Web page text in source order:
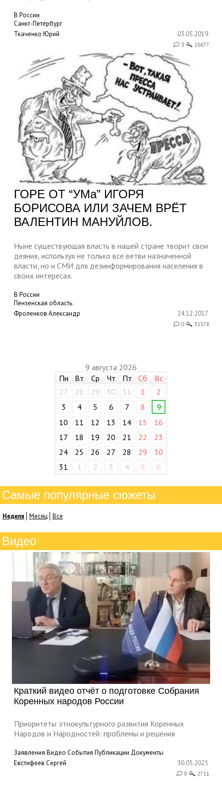
В России
Санкт-Петербург
Ткаченко Юрий
03.05.2019
3 26677
ГОРЕ ОТ “УМа” ИГОРЯ
БОРИСОВА ИЛИ ЗАЧЕМ ВРЁТ
ВАЛЕНТИН МАНУЙЛОВ.
Ныне существующая власть в нашей стране творит свои
деяния, используя не только все ветви назначенной
власти, но и СМИ для дезинформирования населения в
своих интересах.
В России
Пензенская область
Фроленков Александр
24.12.2017
0 31378
9 августа 2026
Пн
Вт Ср Чт Пт Сб
Вс
27
28 29 30 31 1
2
3
4 5 6 7 8
9
10
11 12 13 14 15
16
17
18 19 20 21 22
23
24
25 26 27 28 29
30
31
1 2 3 4 5 6
Самые популярные сюжеты
Неделя Месяц Все
Видео
Краткий видео отчёт о подготовке Собрания
Коренных народов России
Приоритеты этнокультурного развития Коренных
Народов и Народностей: проблемы и решения
Заявления Видео События Публикации Документы
Евстифеев Сергей
30.05.2025
0 2711